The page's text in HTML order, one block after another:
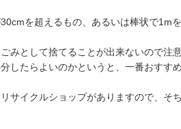
を超えるもの、あるいは棒状で1m
みとして捨てることが出来ないので注意
したらよいのかというと、一番おすす
サイクルショップがありますので、そ